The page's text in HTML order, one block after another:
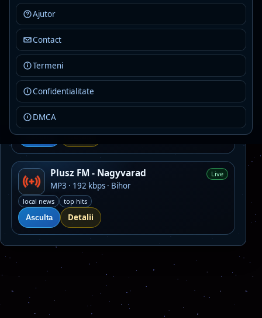
Ajutor
Contact
Termeni
Confidentialitate
DMCA
R
Radio RFM
MP3 · 320 kbps · Ilfov
hits news
Asculta
Detalii
Black Rhino Radio
AAC · 192 kbps · Bucharest
ambient
Asculta
Detalii
Plusz FM - Nagyvarad
MP3 · 192 kbps · Bihor
Live
local news
top hits
Asculta
Detalii